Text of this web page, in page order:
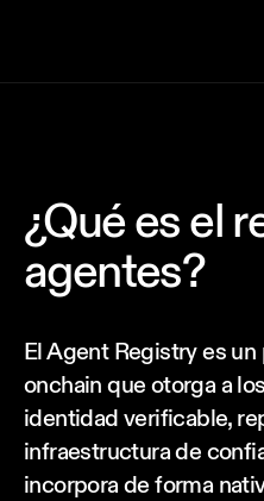
¿Qué es el
agentes?
El Agent Registry es
onchain que otorga a
identidad verificable,
infraestructura de
incorpora de forma